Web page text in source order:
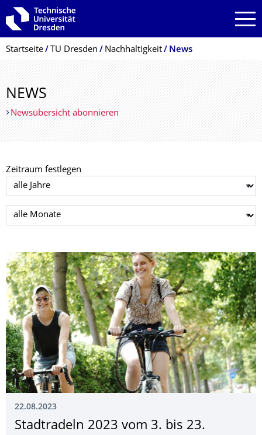
Zur Hauptnavigation springen
Zur Suche springen
Zum Inhalt springen
Breadcrumb-Menü
Startseite TU Dresden Nachhaltigkeit News
NEWS
Newsübersicht abonnieren
Zeitraum festlegen
Jahr auswählen
Monat auswählen
22.08.2023
Stadtradeln 2023 vom 3. bis 23.